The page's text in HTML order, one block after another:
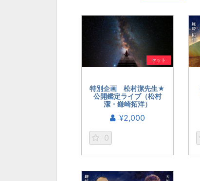
セット
特別企画 松村潔先生★
公開鑑定ライブ（松村
潔・鎌崎拓洋）
¥2,000
0